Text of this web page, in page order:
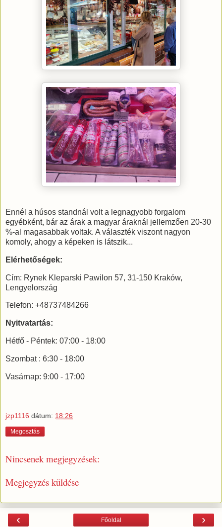
Ennél a húsos standnál volt a legnagyobb forgalom
egyébként, bár az árak a magyar áraknál jellemzően 20-30
%-al magasabbak voltak. A választék viszont nagyon
komoly, ahogy a képeken is látszik...
Elérhetőségek:
Cím: Rynek Kleparski Pawilon 57, 31-150 Kraków,
Lengyelország
Telefon: +48737484266
Nyitvatartás:
Hétfő - Péntek: 07:00 - 18:00
Szombat : 6:30 - 18:00
Vasárnap: 9:00 - 17:00
jzp1116 dátum: 18:26
Megosztás
Nincsenek megjegyzések:
Megjegyzés küldése
‹ ›
Főoldal